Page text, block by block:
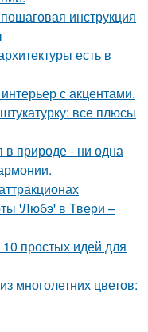
инструкция
есть в
с акцентами.
все плюсы
в природе - ни одна
'Любэ' в Твери –
простых идей для
многолетних цветов: